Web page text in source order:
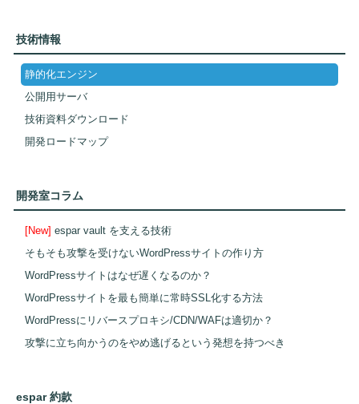
技術情報
静的化エンジン
公開用サーバ
技術資料ダウンロード
開発ロードマップ
開発室コラム
[New] espar vault を支える技術
そもそも攻撃を受けないWordPressサイトの作り方
WordPressサイトはなぜ遅くなるのか？
WordPressサイトを最も簡単に常時SSL化する方法
WordPressにリバースプロキシ/CDN/WAFは適切か？
攻撃に立ち向かうのをやめ逃げるという発想を持つべき
espar 約款